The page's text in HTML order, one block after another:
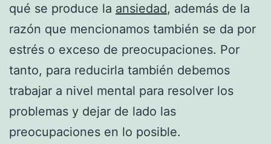
qué se produce la ansiedad, además de la
razón que mencionamos también se da por
estrés o exceso de preocupaciones. Por
tanto, para reducirla también debemos
trabajar a nivel mental para resolver los
problemas y dejar de lado las
preocupaciones en lo posible.